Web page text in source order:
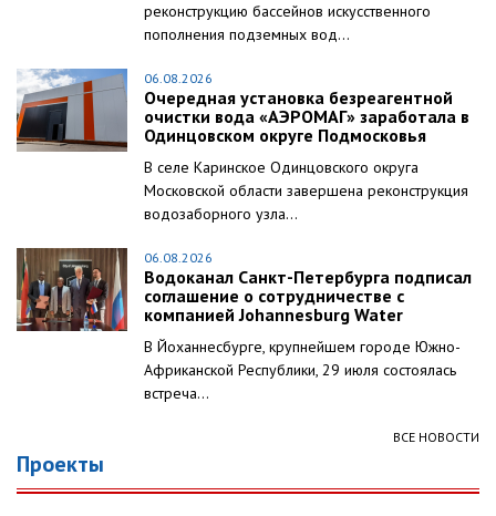
реконструкцию бассейнов искусственного
пополнения подземных вод...
06.08.2026
Очередная установка безреагентной
очистки вода «АЭРОМАГ» заработала в
Одинцовском округе Подмосковья
В селе Каринское Одинцовского округа
Московской области завершена реконструкция
водозаборного узла...
06.08.2026
Водоканал Санкт-Петербурга подписал
соглашение о сотрудничестве с
компанией Johannesburg Water
В Йоханнесбурге, крупнейшем городе Южно-
Африканской Республики, 29 июля состоялась
встреча...
ВСЕ НОВОСТИ
Проекты